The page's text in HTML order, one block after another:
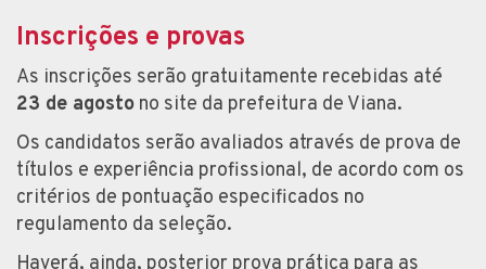
Inscrições e provas
As inscrições serão gratuitamente recebidas até
23 de agosto no site da prefeitura de Viana.
Os candidatos serão avaliados através de prova de
títulos e experiência profissional, de acordo com os
critérios de pontuação especificados no
regulamento da seleção.
Haverá, ainda, posterior prova prática para as